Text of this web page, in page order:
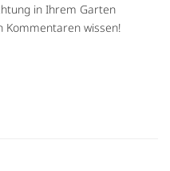
in Ihrem Garten
Kommentaren wissen!